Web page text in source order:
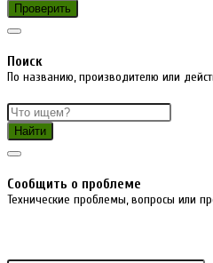
Проверить
Поиск
По названию, производителю или
Найти
Cообщить о проблеме
Технические проблемы, вопросы или